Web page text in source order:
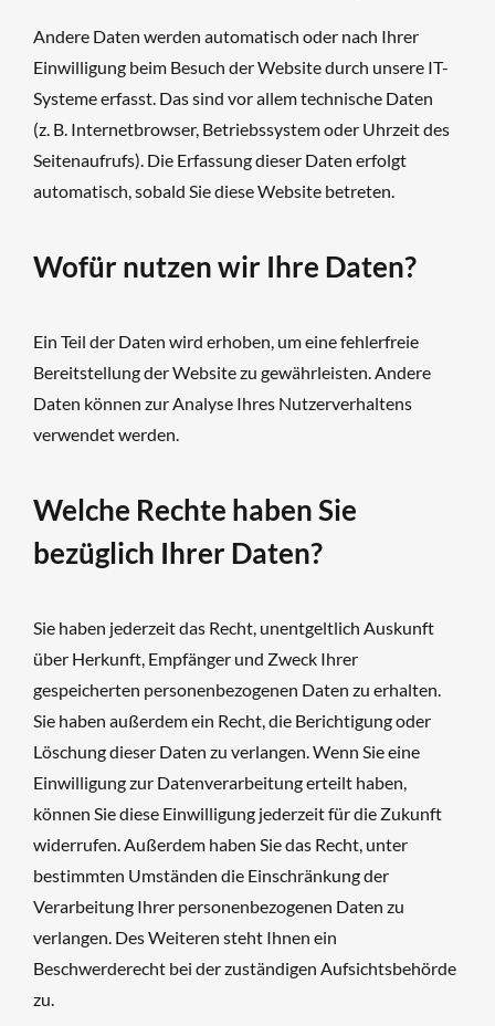
Andere Daten werden automatisch oder nach Ihrer
Einwilligung beim Besuch der Website durch unsere IT-
Systeme erfasst. Das sind vor allem technische Daten
(z. B. Internetbrowser, Betriebssystem oder Uhrzeit des
Seitenaufrufs). Die Erfassung dieser Daten erfolgt
automatisch, sobald Sie diese Website betreten.
Wofür nutzen wir Ihre Daten?
Ein Teil der Daten wird erhoben, um eine fehlerfreie
Bereitstellung der Website zu gewährleisten. Andere
Daten können zur Analyse Ihres Nutzerverhaltens
verwendet werden.
Welche Rechte haben Sie
bezüglich Ihrer Daten?
Sie haben jederzeit das Recht, unentgeltlich Auskunft
über Herkunft, Empfänger und Zweck Ihrer
gespeicherten personenbezogenen Daten zu erhalten.
Sie haben außerdem ein Recht, die Berichtigung oder
Löschung dieser Daten zu verlangen. Wenn Sie eine
Einwilligung zur Datenverarbeitung erteilt haben,
können Sie diese Einwilligung jederzeit für die Zukunft
widerrufen. Außerdem haben Sie das Recht, unter
bestimmten Umständen die Einschränkung der
Verarbeitung Ihrer personenbezogenen Daten zu
verlangen. Des Weiteren steht Ihnen ein
Beschwerderecht bei der zuständigen Aufsichtsbehörde
zu.